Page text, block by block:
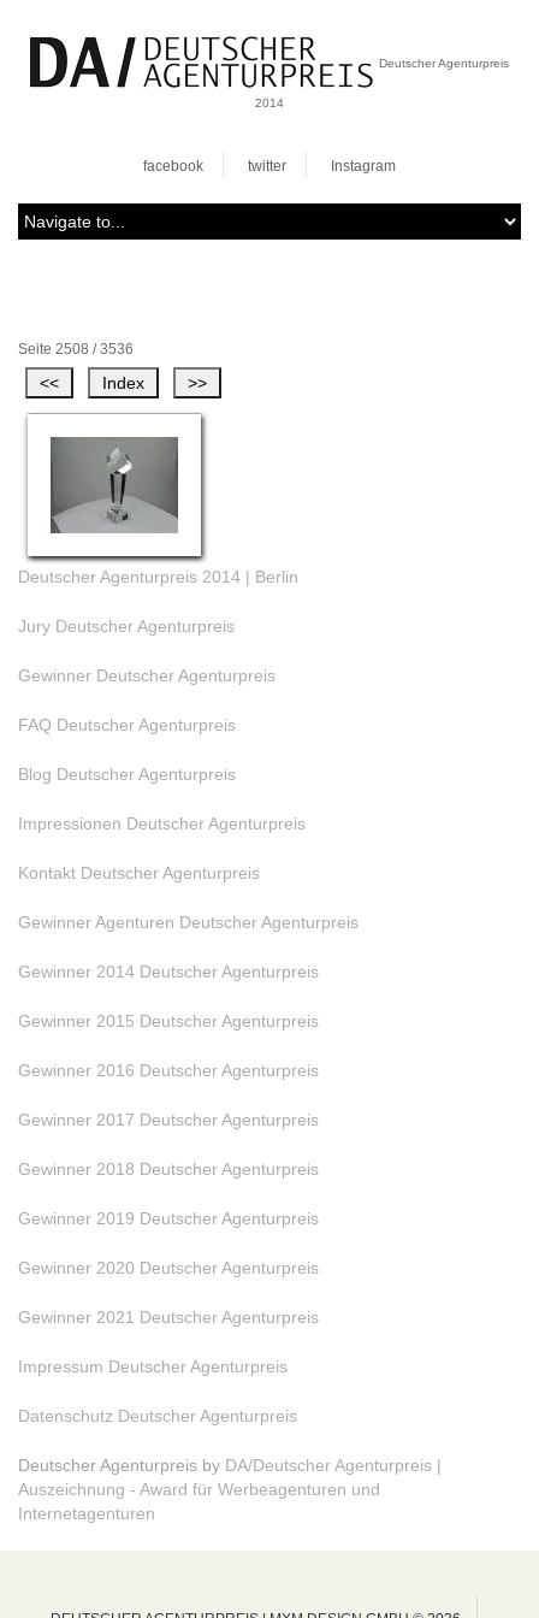
Deutscher Agenturpreis
2014
facebook twitter Instagram
Seite 2508 / 3536
Deutscher Agenturpreis 2014 | Berlin
Jury Deutscher Agenturpreis
Gewinner Deutscher Agenturpreis
FAQ Deutscher Agenturpreis
Blog Deutscher Agenturpreis
Impressionen Deutscher Agenturpreis
Kontakt Deutscher Agenturpreis
Gewinner Agenturen Deutscher Agenturpreis
Gewinner 2014 Deutscher Agenturpreis
Gewinner 2015 Deutscher Agenturpreis
Gewinner 2016 Deutscher Agenturpreis
Gewinner 2017 Deutscher Agenturpreis
Gewinner 2018 Deutscher Agenturpreis
Gewinner 2019 Deutscher Agenturpreis
Gewinner 2020 Deutscher Agenturpreis
Gewinner 2021 Deutscher Agenturpreis
Impressum Deutscher Agenturpreis
Datenschutz Deutscher Agenturpreis
Deutscher Agenturpreis by DA/Deutscher Agenturpreis |
Auszeichnung - Award für Werbeagenturen und
Internetagenturen